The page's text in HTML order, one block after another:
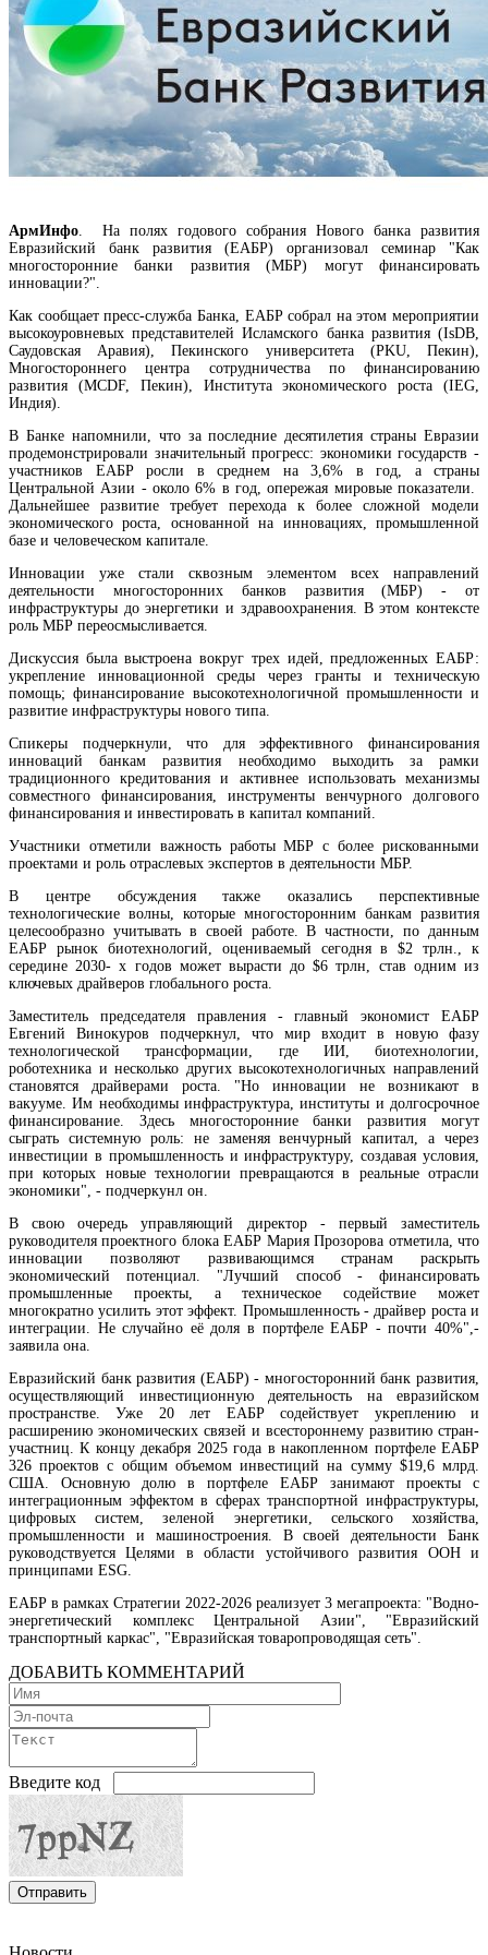
Во внешней торговле Армении доля ЕС растет, а ЕАЭС сокращается
КГД выявил налоговые нарушения еще на одном объекте Гагика Царукяна
Международный бренд Subway рассматривает возможность выхода на армянский
В Арени обсудили ход реализации инвестиционной программы по строительству
кластера
Moody’s изменило прогноз по рейтингам IDBank на позитивный
АрмИнфо . На полях годового собрания Нового банка развития
Евразийский банк развития (ЕАБР) организовал семинар "Как
многосторонние банки развития (МБР) могут финансировать
инновации?".
Как сообщает пресс-служба Банка, ЕАБР собрал на этом мероприятии
высокоуровневых представителей Исламского банка развития (IsDB,
Саудовская Аравия), Пекинского университета (PKU, Пекин),
Многостороннего центра сотрудничества по финансированию
развития (MCDF, Пекин), Института экономического роста (IEG,
Индия).
В Банке напомнили, что за последние десятилетия страны Евразии
продемонстрировали значительный прогресс: экономики государств -
участников ЕАБР росли в среднем на 3,6% в год, а страны
Центральной Азии - около 6% в год, опережая мировые показатели.
Дальнейшее развитие требует перехода к более сложной модели
экономического роста, основанной на инновациях, промышленной
базе и человеческом капитале.
Инновации уже стали сквозным элементом всех направлений
деятельности многосторонних банков развития (МБР) - от
инфраструктуры до энергетики и здравоохранения. В этом контексте
роль МБР переосмысливается.
Дискуссия была выстроена вокруг трех идей, предложенных ЕАБР:
укрепление инновационной среды через гранты и техническую
помощь; финансирование высокотехнологичной промышленности и
развитие инфраструктуры нового типа.
Спикеры подчеркнули, что для эффективного финансирования
инноваций банкам развития необходимо выходить за рамки
традиционного кредитования и активнее использовать механизмы
совместного финансирования, инструменты венчурного долгового
финансирования и инвестировать в капитал компаний.
Участники отметили важность работы МБР с более рискованными
проектами и роль отраслевых экспертов в деятельности МБР.
В центре обсуждения также оказались перспективные
технологические волны, которые многосторонним банкам развития
целесообразно учитывать в своей работе. В частности, по данным
ЕАБР рынок биотехнологий, оцениваемый сегодня в $2 трлн., к
середине 2030- х годов может вырасти до $6 трлн, став одним из
ключевых драйверов глобального роста.
Заместитель председателя правления - главный экономист ЕАБР
Евгений Винокуров подчеркнул, что мир входит в новую фазу
технологической трансформации, где ИИ, биотехнологии,
роботехника и несколько других высокотехнологичных направлений
становятся драйверами роста. "Но инновации не возникают в
вакууме. Им необходимы инфраструктура, институты и долгосрочное
финансирование. Здесь многосторонние банки развития могут
сыграть системную роль: не заменяя венчурный капитал, а через
инвестиции в промышленность и инфраструктуру, создавая условия,
при которых новые технологии превращаются в реальные отрасли
экономики", - подчеркунл он.
В свою очередь управляющий директор - первый заместитель
руководителя проектного блока ЕАБР Мария Прозорова отметила, что
инновации позволяют развивающимся странам раскрыть
экономический потенциал. "Лучший способ - финансировать
промышленные проекты, а техническое содействие может
многократно усилить этот эффект. Промышленность - драйвер роста и
интеграции. Не случайно её доля в портфеле ЕАБР - почти 40%",-
заявила она.
Евразийский банк развития (ЕАБР) - многосторонний банк развития,
осуществляющий инвестиционную деятельность на евразийском
пространстве. Уже 20 лет ЕАБР содействует укреплению и
расширению экономических связей и всестороннему развитию стран-
участниц. К концу декабря 2025 года в накопленном портфеле ЕАБР
326 проектов с общим объемом инвестиций на сумму $19,6 млрд.
США. Основную долю в портфеле ЕАБР занимают проекты с
интеграционным эффектом в сферах транспортной инфраструктуры,
цифровых систем, зеленой энергетики, сельского хозяйства,
промышленности и машиностроения. В своей деятельности Банк
руководствуется Целями в области устойчивого развития ООН и
принципами ESG.
ЕАБР в рамках Стратегии 2022-2026 реализует 3 мегапроекта: "Водно-
энергетический комплекс Центральной Азии", "Евразийский
транспортный каркас", "Евразийская товаропроводящая сеть".
ДОБАВИТЬ КОММЕНТАРИЙ
Введите код